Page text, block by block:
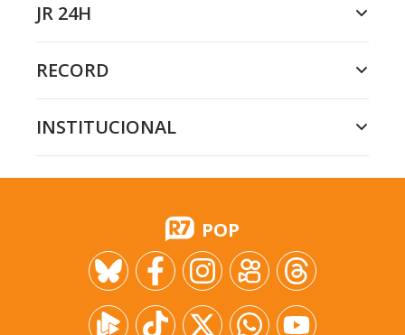
JR 24H
RECORD
INSTITUCIONAL
POP